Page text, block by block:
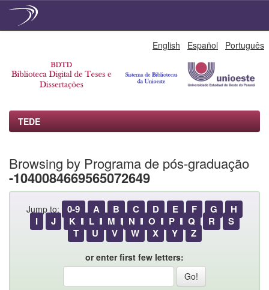
English Español Português
TEDE
Browsing by Programa de pós-graduação
-1040084669565072649
Jump to: 0-9 A B C D E F G
H
I
J K L M N O P Q R
S
T
U V W X Y Z
or enter first few letters: